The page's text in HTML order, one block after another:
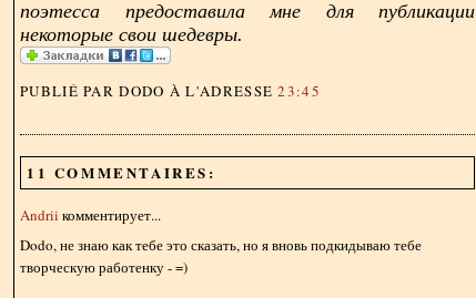
поэтесса предоставила мне для публикации
некоторые свои шедевры.
PUBLIÉ PAR DODO À L'ADRESSE23:45
11 COMMENTAIRES:
Andrii комментирует...
Dodo, не знаю как тебе это сказать, но я вновь подкидываю тебе
творческую работенку - =)